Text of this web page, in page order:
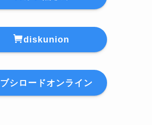
diskunion
ブシロードオンライン